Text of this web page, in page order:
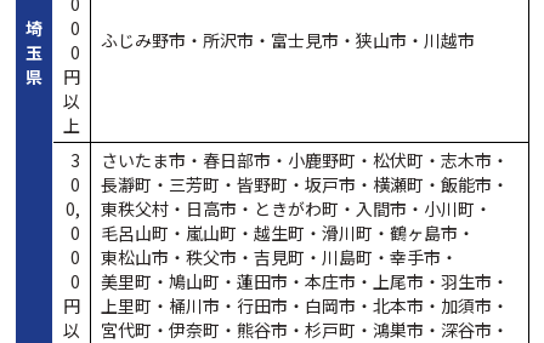
埼
玉
県
0
0
円
以
上
ふじみ野市・ 所沢市・ 富士見市・ 狭山市・ 川越市
3
0
0,
0
0
0
円
以
さいたま市・ 春日部市・ 小鹿野町・ 松伏町・ 志木市・
長瀞町・ 三芳町・ 皆野町・ 坂戸市・ 横瀬町・ 飯能市・
東秩父村・ 日高市・ ときがわ町・ 入間市・ 小川町・
毛呂山町・ 嵐山町・ 越生町・ 滑川町・ 鶴ヶ島市・
東松山市・ 秩父市・ 吉見町・ 川島町・ 幸手市・
美里町・ 鳩山町・ 蓮田市・ 本庄市・ 上尾市・ 羽生市・
上里町・ 桶川市・ 行田市・ 白岡市・ 北本市・ 加須市・
宮代町・ 伊奈町・ 熊谷市・ 杉戸町・ 鴻巣市・ 深谷市・